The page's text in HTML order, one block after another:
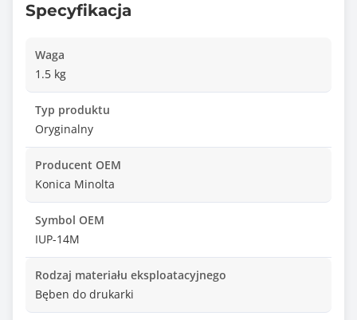
Specyfikacja
Waga
1.5 kg
Typ produktu
Oryginalny
Producent OEM
Konica Minolta
Symbol OEM
IUP-14M
Rodzaj materiału eksploatacyjnego
Bęben do drukarki